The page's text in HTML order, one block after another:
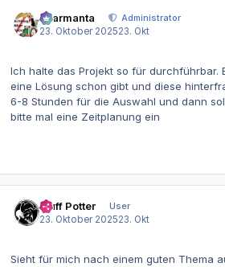
charmanta
Administrator
23. Oktober 202523. Okt
Ich halte das Projekt so für durchführbar.
eine Lösung schon gibt und diese
6-8 Stunden für die Auswahl und dann
bitte mal eine Zeitplanung ein
Muff Potter
User
23. Oktober 202523. Okt
Sieht für mich nach einem guten Thema